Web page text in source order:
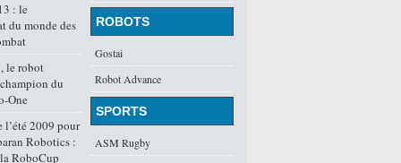
ROBOTS
Gostai
Robot Advance
SPORTS
ASM Rugby
: le
du monde des
le robot
du
One
l’été 2009 pour
Robotics :
RoboCup